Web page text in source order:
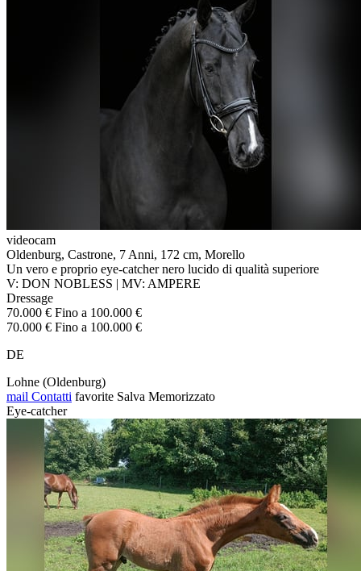
videocam
Oldenburg, Castrone, 7 Anni, 172 cm, Morello
Un vero e proprio eye-catcher nero lucido di qualità superiore
V: DON NOBLESS | MV: AMPERE
Dressage
70.000 € Fino a 100.000 €
70.000 € Fino a 100.000 €
DE
Lohne (Oldenburg)
mail Contatti favorite Salva Memorizzato
Eye-catcher